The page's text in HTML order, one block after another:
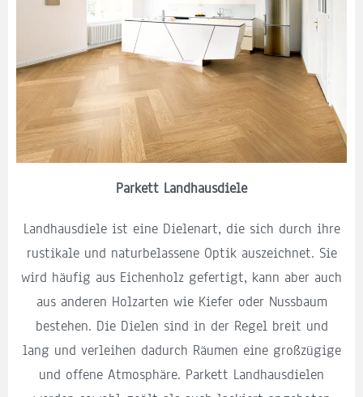
Parkett Landhausdiele
Landhausdiele ist eine Dielenart, die sich durch ihre
rustikale und naturbelassene Optik auszeichnet. Sie
wird häufig aus Eichenholz gefertigt, kann aber auch
aus anderen Holzarten wie Kiefer oder Nussbaum
bestehen. Die Dielen sind in der Regel breit und
lang und verleihen dadurch Räumen eine großzügige
und offene Atmosphäre. Parkett Landhausdielen